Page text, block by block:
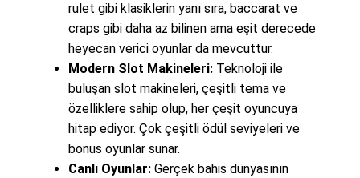
rulet gibi klasiklerin yanı sıra, baccarat ve
craps gibi daha az bilinen ama eşit derecede
heyecan verici oyunlar da mevcuttur.
Modern Slot Makineleri:Teknoloji ile
buluşan slot makineleri, çeşitli tema ve
özelliklere sahip olup, her çeşit oyuncuya
hitap ediyor. Çok çeşitli ödül seviyeleri ve
bonus oyunlar sunar.
Canlı Oyunlar:Gerçek bahis dünyasının